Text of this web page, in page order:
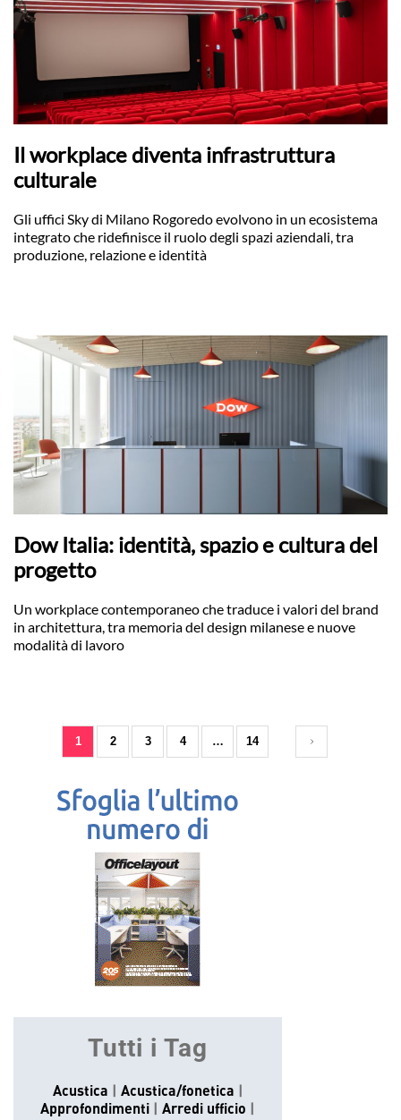
Il workplace diventa infrastruttura
culturale
Gli uffici Sky di Milano Rogoredo evolvono in un ecosistema
integrato che ridefinisce il ruolo degli spazi aziendali, tra
produzione, relazione e identità
Dow Italia: identità, spazio e cultura del
progetto
Un workplace contemporaneo che traduce i valori del brand
in architettura, tra memoria del design milanese e nuove
modalità di lavoro
1 2 3 4 … 14
Tutti i Tag
Acustica
Acustica/fonetica
Approfondimenti
Arredi ufficio